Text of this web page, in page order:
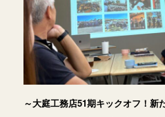
～大庭工務店51期キックオフ！新